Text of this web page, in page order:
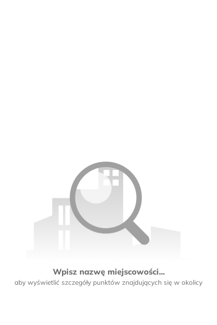
Wpisz nazwę miejscowości...
aby wyświetlić szczegóły punktów znajdujących się w okolicy